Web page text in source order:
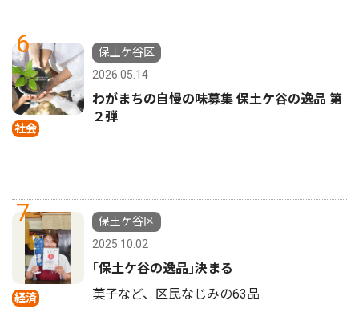
6
社会
保土ケ谷区
2026.05.14
わがまちの自慢の味募集 保土ケ谷の逸品 第
２弾
7
経済
保土ケ谷区
2025.10.02
｢保土ケ谷の逸品｣決まる
菓子など、区民なじみの63品